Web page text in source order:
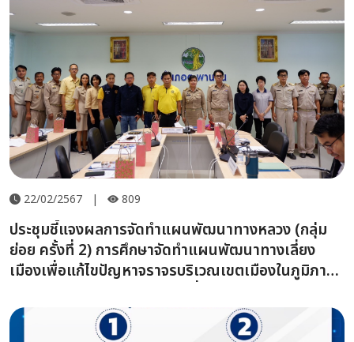
22/02/2567 | 809
ประชุมชี้แจงผลการจัดทำแผนพัฒนาทางหลวง (กลุ่ม
ย่อย ครั้งที่ 2) การศึกษาจัดทำแผนพัฒนาทางเลี่ยง
เมืองเพื่อแก้ไขปัญหาจราจรบริเวณเขตเมืองในภูมิภาค